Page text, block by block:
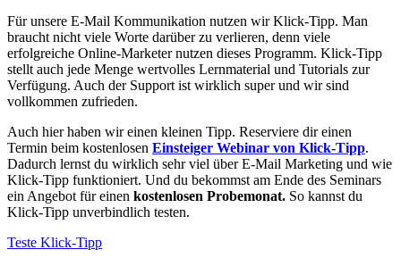
Für unsere E-Mail Kommunikation nutzen wir Klick-Tipp. Man
braucht nicht viele Worte darüber zu verlieren, denn viele
erfolgreiche Online-Marketer nutzen dieses Programm. Klick-Tipp
stellt auch jede Menge wertvolles Lernmaterial und Tutorials zur
Verfügung. Auch der Support ist wirklich super und wir sind
vollkommen zufrieden.
Auch hier haben wir einen kleinen Tipp. Reserviere dir einen
Termin beim kostenlosen Einsteiger Webinar von Klick-Tipp.
Dadurch lernst du wirklich sehr viel über E-Mail Marketing und wie
Klick-Tipp funktioniert. Und du bekommst am Ende des Seminars
ein Angebot für einen kostenlosen Probemonat. So kannst du
Klick-Tipp unverbindlich testen.
Teste Klick-Tipp